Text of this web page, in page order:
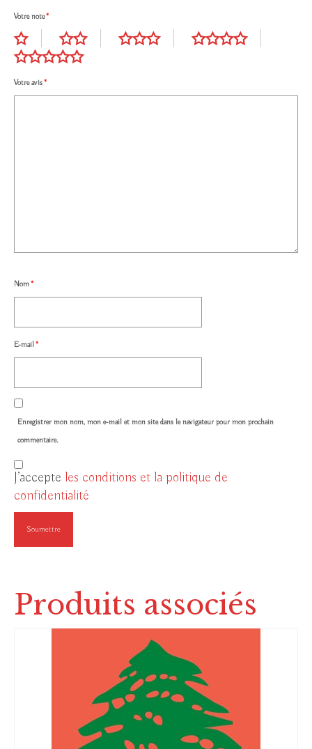
Votre note*
Votre avis*
Nom*
E-mail*
Enregistrer mon nom, mon e-mail et mon site dans le navigateur pour mon prochain
commentaire.
J’accepte les conditions et la politique de
confidentialité
Produits associés